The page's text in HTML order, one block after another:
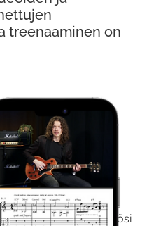
sisältömme käyttöösi
treenaaminen on